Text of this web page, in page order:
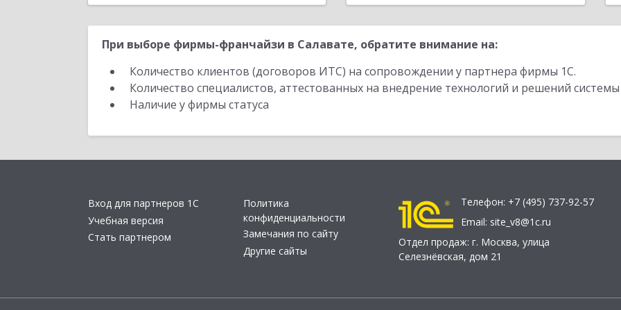
При выборе фирмы-франчайзи в Салавате, обратите внимание на:
Количество клиентов (договоров ИТС) на сопровождении у партнера фирмы 1С.
Количество специалистов, аттестованных на внедрение технологий и решений
Наличие у фирмы статуса
Вход для партнеров 1С
Учебная версия
Стать партнером
Политика
конфиденциальности
Замечания по сайту
Другие сайты
Телефон: +7 (495) 737-92-57
Email: site_v8@1c.ru
Отдел продаж: г. Москва, улица
Селезнёвская, дом 21